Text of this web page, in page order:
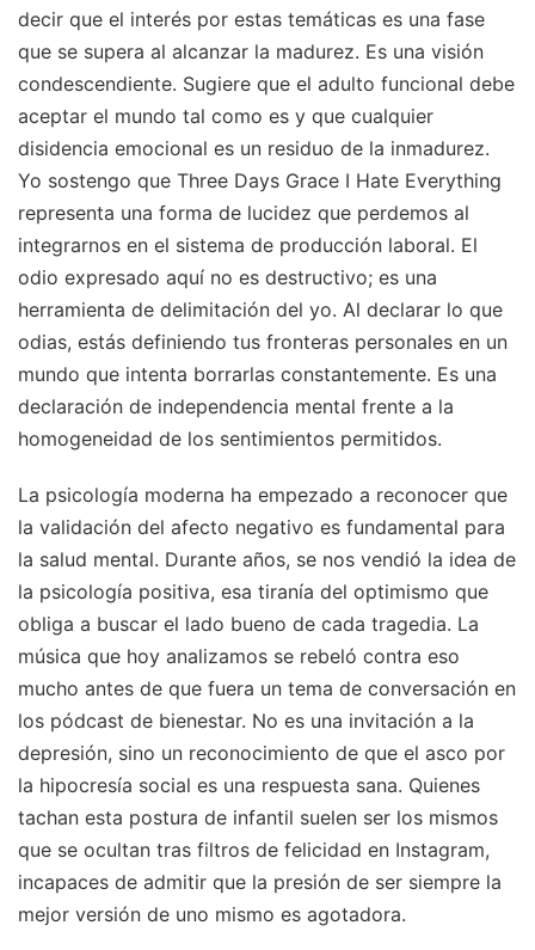
decir que el interés por estas temáticas es una fase
que se supera al alcanzar la madurez. Es una visión
condescendiente. Sugiere que el adulto funcional debe
aceptar el mundo tal como es y que cualquier
disidencia emocional es un residuo de la inmadurez.
Yo sostengo que Three Days Grace I Hate Everything
representa una forma de lucidez que perdemos al
integrarnos en el sistema de producción laboral. El
odio expresado aquí no es destructivo; es una
herramienta de delimitación del yo. Al declarar lo que
odias, estás definiendo tus fronteras personales en un
mundo que intenta borrarlas constantemente. Es una
declaración de independencia mental frente a la
homogeneidad de los sentimientos permitidos.
La psicología moderna ha empezado a reconocer que
la validación del afecto negativo es fundamental para
la salud mental. Durante años, se nos vendió la idea de
la psicología positiva, esa tiranía del optimismo que
obliga a buscar el lado bueno de cada tragedia. La
música que hoy analizamos se rebeló contra eso
mucho antes de que fuera un tema de conversación en
los pódcast de bienestar. No es una invitación a la
depresión, sino un reconocimiento de que el asco por
la hipocresía social es una respuesta sana. Quienes
tachan esta postura de infantil suelen ser los mismos
que se ocultan tras filtros de felicidad en Instagram,
incapaces de admitir que la presión de ser siempre la
mejor versión de uno mismo es agotadora.